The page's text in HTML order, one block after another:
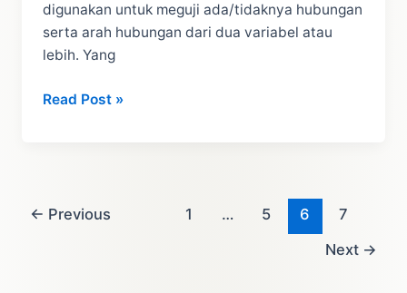
digunakan untuk meguji ada/tidaknya hubungan
serta arah hubungan dari dua variabel atau
lebih. Yang
KORELASI
Tutorial
Read Post »
← Previous 1 … 5 6
7
Next →